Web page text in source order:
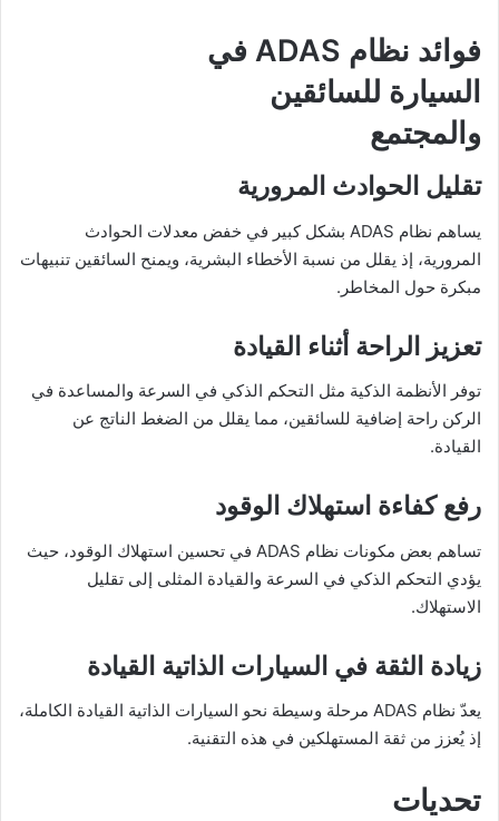
فوائد نظام ADAS في
السيارة للسائقين
والمجتمع
تقليل الحوادث المرورية
يساهم نظام ADAS بشكل كبير في خفض معدلات الحوادث
المرورية، إذ يقلل من نسبة الأخطاء البشرية، ويمنح السائقين تنبيهات
مبكرة حول المخاطر.
تعزيز الراحة أثناء القيادة
توفر الأنظمة الذكية مثل التحكم الذكي في السرعة والمساعدة في
الركن راحة إضافية للسائقين، مما يقلل من الضغط الناتج عن
القيادة.
رفع كفاءة استهلاك الوقود
تساهم بعض مكونات نظام ADAS في تحسين استهلاك الوقود، حيث
يؤدي التحكم الذكي في السرعة والقيادة المثلى إلى تقليل
الاستهلاك.
زيادة الثقة في السيارات الذاتية القيادة
يعدّ نظام ADAS مرحلة وسيطة نحو السيارات الذاتية القيادة الكاملة،
إذ يُعزز من ثقة المستهلكين في هذه التقنية.
تحديات